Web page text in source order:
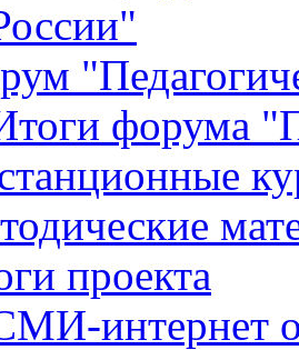
форума
проекта
интернет